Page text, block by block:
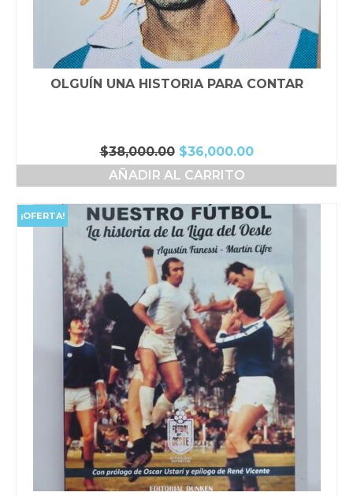
OLGUÍN UNA HISTORIA PARA CONTAR
$38,000.00 El
precio
original
$38,000.00.
$36,000.00El
precio
$36,000.00.
AÑADIR AL CARRITO
¡OFERTA!